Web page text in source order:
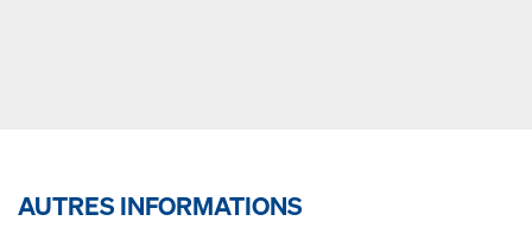
AUTRES INFORMATIONS